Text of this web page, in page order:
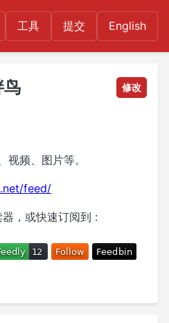
工具 提交 English
修改
视频、图片等。
feed/
，或快速订阅到 :